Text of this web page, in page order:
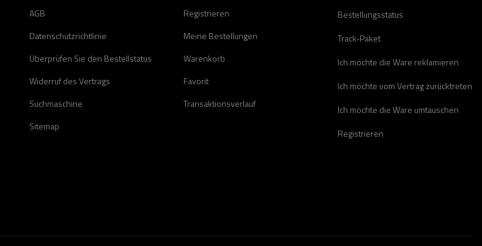
AGB
Datenschutzrichtlinie
Überprüfen Sie den Bestellstatus
Widerruf des Vertrags
Suchmaschine
Sitemap
Registrieren
Meine Bestellungen
Warenkorb
Favorit
Transaktionsverlauf
Bestellungsstatus
Track-Paket
Ich möchte die Ware reklamieren
Ich möchte vom Vertrag zurücktreten
Ich möchte die Ware umtauschen
Registrieren